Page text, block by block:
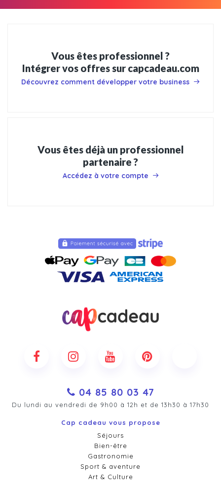
Vous êtes professionnel ?
Intégrer vos offres sur capcadeau.com
Découvrez comment développer votre business
Vous êtes déjà un professionnel
partenaire ?
Accédez à votre compte
04 85 80 03 47
Du lundi au vendredi de 9h00 à 12h et de 13h30 à 17h30
Cap cadeau vous propose
Séjours
Bien-être
Gastronomie
Sport & aventure
Art & Culture